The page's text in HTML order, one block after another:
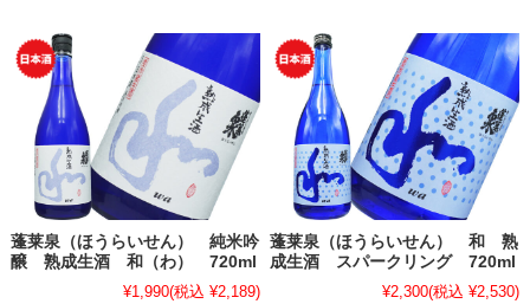
蓬莱泉（ほうらいせん） 純米吟
醸 熟成生酒 和（わ） 720ml
¥1,990(税込 ¥2,189)
蓬莱泉（ほうらいせん） 和 熟
成生酒 スパークリング 720ml
¥2,300(税込 ¥2,530)